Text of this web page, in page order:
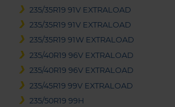
235/35R19 91V EXTRALOAD
235/35R19 91V EXTRALOAD
235/35R19 91W EXTRALOAD
235/40R19 96V EXTRALOAD
235/40R19 96V EXTRALOAD
235/45R19 99V EXTRALOAD
235/50R19 99H